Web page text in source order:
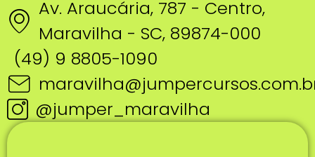
Av. Araucária, 787 - Centro,
Maravilha - SC, 89874-000
(49) 9 8805-1090
@jumper_maravilha